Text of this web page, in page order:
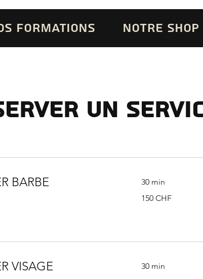
FORMATIONS NOTRE SHOP
un
BARBE 30 min
francs
150 CHF
VISAGE 30 min